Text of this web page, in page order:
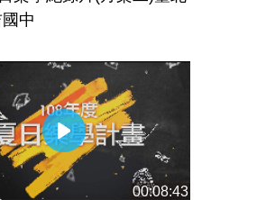
中
00:08:43